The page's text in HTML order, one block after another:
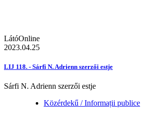
LátóOnline
2023.04.25
LIJ 118. - Sárfi N. Adrienn szerzői estje
Sárfi N. Adrienn szerzői estje
Közérdekű / Informații publice